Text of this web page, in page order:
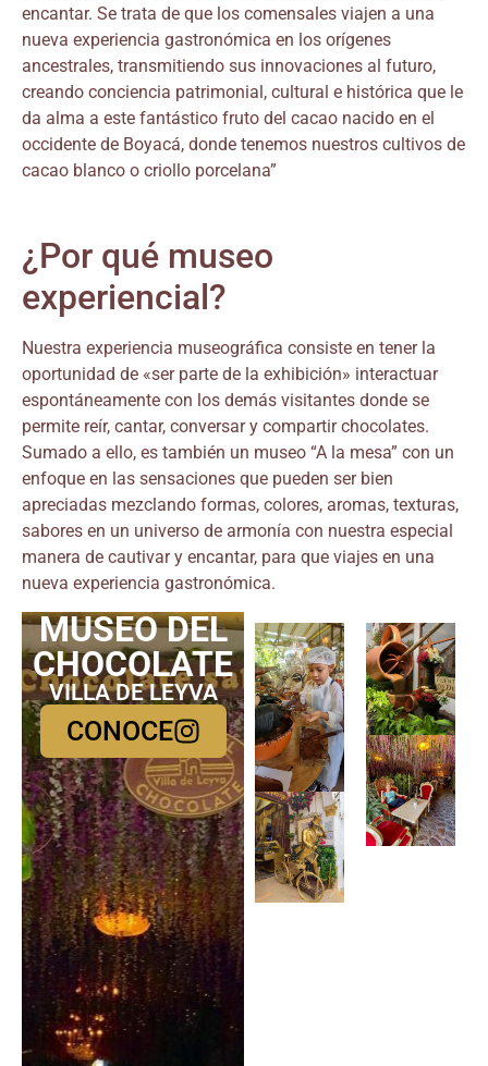
encantar. Se trata de que los comensales viajen a una
nueva experiencia gastronómica en los orígenes
ancestrales, transmitiendo sus innovaciones al futuro,
creando conciencia patrimonial, cultural e histórica que le
da alma a este fantástico fruto del cacao nacido en el
occidente de Boyacá, donde tenemos nuestros cultivos de
cacao blanco o criollo porcelana”
¿Por qué museo
experiencial?
Nuestra experiencia museográfica consiste en tener la
oportunidad de «ser parte de la exhibición» interactuar
espontáneamente con los demás visitantes donde se
permite reír, cantar, conversar y compartir chocolates.
Sumado a ello, es también un museo “A la mesa” con un
enfoque en las sensaciones que pueden ser bien
apreciadas mezclando formas, colores, aromas, texturas,
sabores en un universo de armonía con nuestra especial
manera de cautivar y encantar, para que viajes en una
nueva experiencia gastronómica.
MUSEO DEL
CHOCOLATE
VILLA DE LEYVA
CONOCE